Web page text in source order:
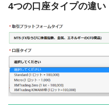
4つの口座タイプの違い